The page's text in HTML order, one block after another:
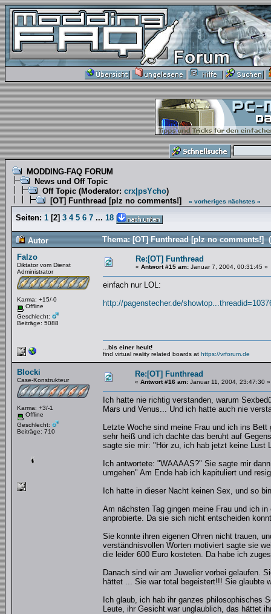
MODDING-FAQ FORUM
News und Off Topic
Off Topic (Moderator: crx|psYcho)
[OT] Funthread [plz no comments!]
« vorheriges nächstes »
Seiten: 1 [2] 3 4 5 6 7 ... 18
Autor
Thema: [OT] Funthread [plz no comments!]
Falzo
Diktator vom Dienst
Administrator
Karma: +15/-0
Offline
Geschlecht:
Beiträge: 5088
Re:[OT] Funthread
« Antwort #15 am: Januar 7, 2004, 00:31:45 »
einfach nur LOL:
http://pagenstecher.de/
...bis einer heult!
find virtual reality related boards at https://vrforum.de
Blocki
Case-Konstrukteur
Karma: +3/-1
Offline
Geschlecht:
Beiträge: 710
Re:[OT] Funthread
« Antwort #16 am: Januar 11, 2004, 23:47:30 »
Ich hatte nie richtig verstanden, warum
Mars und Venus... Und ich hatte auch nie
Letzte Woche sind meine Frau und ich ins
sehr heiß und ich dachte das beruht auf
sagte sie mir: "Hör zu, ich hab jetzt keine Lust
Ich antwortete: "WAAAAS?" Sie sagte mir
umgehen" Am Ende hab ich kapituliert und
Ich hatte in dieser Nacht keinen Sex, und so
Am nächsten Tag gingen meine Frau und ich
anprobierte. Da sie sich nicht entscheiden
Sie konnte ihren eigenen Ohren nicht trauen,
verständnisvollen Worten motiviert sagte sie
die leider 600 Euro kosteten. Da habe ich
Danach sind wir am Juwelier vorbei gelaufen.
hättet ... Sie war total begeistert!!! Sie glaubte
Ich glaub, ich hab ihr ganzes philosophisches
Leute, ihr Gesicht war unglaublich, das hättet